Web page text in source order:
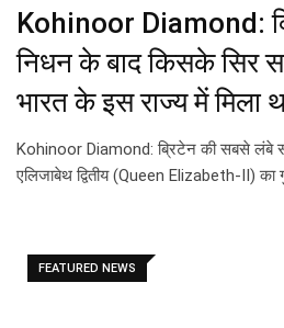
Kohinoor Diamond:
निधन के बाद किसके सिर
भारत के इस राज्य में मिला
Kohinoor Diamond: ब्रिटेन की सबसे लंबे
एलिजाबेथ द्वितीय (Queen Elizabeth-II) का
FEATURED NEWS